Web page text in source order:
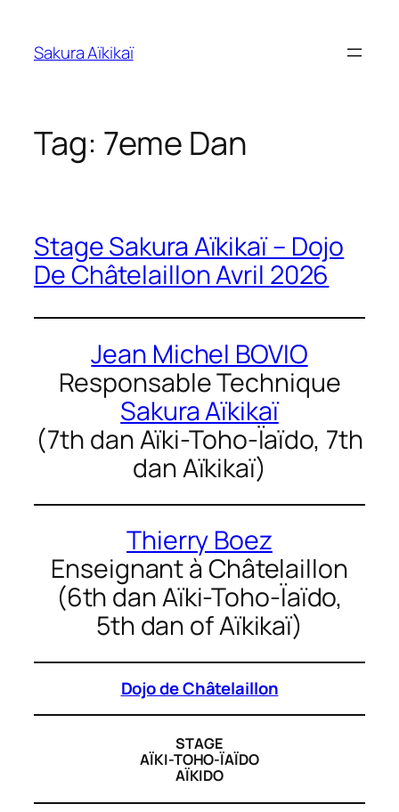
content
Sakura Aïkikaï
Tag: 7eme Dan
Stage Sakura Aïkikaï – Dojo
De Châtelaillon Avril 2026
Jean Michel BOVIO
Responsable Technique
Sakura Aïkikaï
(7th dan Aïki-Toho-Ïaïdo, 7th
dan Aïkikaï)
Thierry Boez
Enseignant à Châtelaillon
(6th dan Aïki-Toho-Ïaïdo,
5th dan of Aïkikaï)
Dojo de Châtelaillon
STAGE
AÏKI-TOHO-ÏAÏDO
AÏKIDO